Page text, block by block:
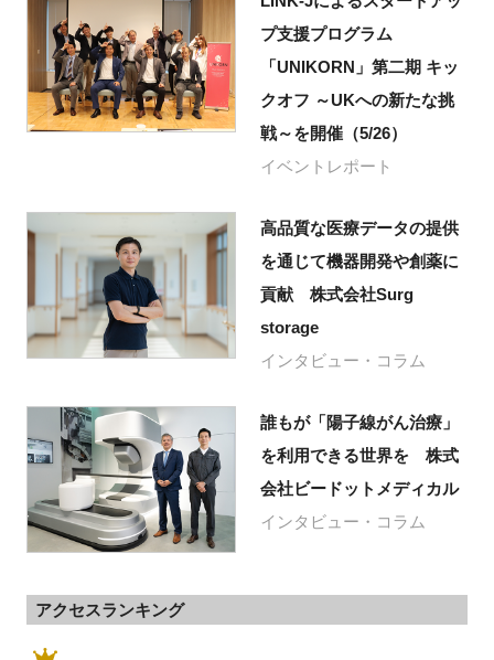
プ支援プログラム
「UNIKORN」第二期 キッ
クオフ ～UKへの新たな挑
戦～を開催（5/26）
イベントレポート
高品質な医療データの提供
を通じて機器開発や創薬に
貢献 株式会社Surg
storage
インタビュー・コラム
誰もが「陽子線がん治療」
を利用できる世界を 株式
会社ビードットメディカル
インタビュー・コラム
アクセスランキング